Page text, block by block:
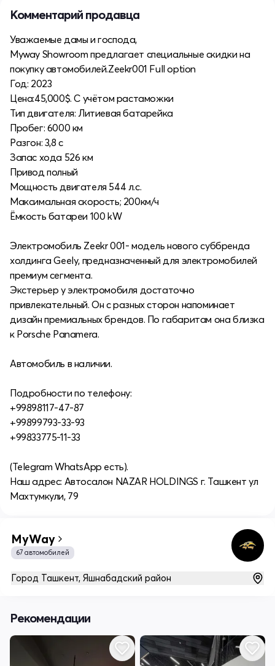
Комментарий продавца
Уважаемые дамы и господа,
Myway Showroom предлагает специальные скидки на
покупку автомобилей.Zeekr001 Full option
Год: 2023
Цена:45,000$. С учётом растаможки
Тип двигателя: Литиевая батарейка
Пробег: 6000 км
Разгон: 3,8 c
Запас хода 526 км
Привод полный
Мощность двигателя 544 л.с.
Максимальная скорость; 200км/ч
Ёмкость батареи 100 kW
Электромобиль Zeekr 001- модель нового суббренда
холдинга Geely, предназначенный для электромобилей
премиум сегмента.
Экстерьер у электромобиля достаточно
привлекательный. Он с разных сторон напоминает
дизайн премиальных брендов. По габаритам она близка
к Porsche Panamera.
Автомобиль в наличии.
Подробности по телефону:
+99898117-47-87
+99899793-33-93
+99833775-11-33
(Telegram WhatsApp есть).
Наш адрес: Автосалон NAZAR HOLDINGS г. Ташкент ул
Махтумкули, 79
MyWay
67 автомобилей
Город Ташкент, Яшнабадский район
Рекомендации